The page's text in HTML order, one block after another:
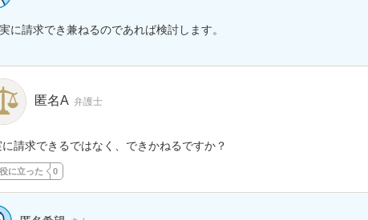
に請求でき兼ねるのであれば検討します。
匿名A 弁護士
請求できるではなく、できかねるですか？
役に立った 0